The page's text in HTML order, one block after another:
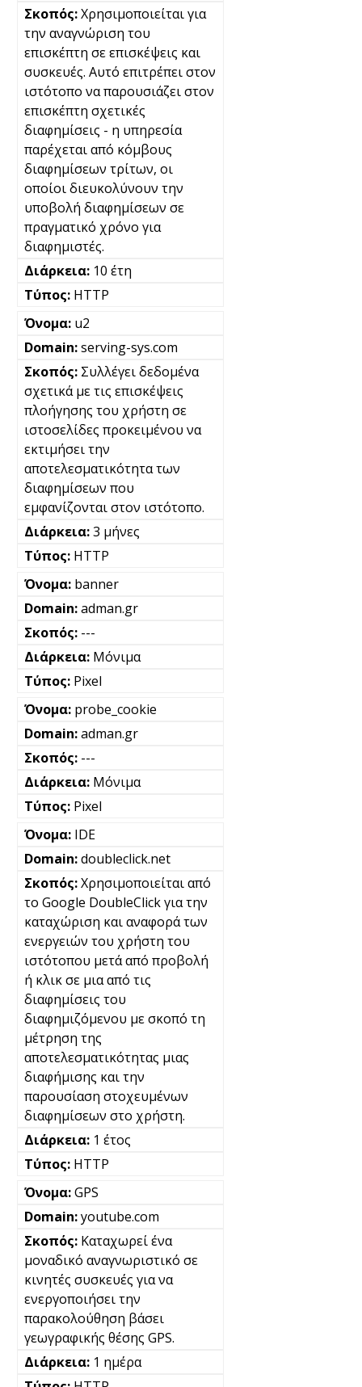
Χρησιμοποιείται για
την αναγνώριση του
επισκέπτη σε επισκέψεις και
συσκευές. Αυτό επιτρέπει στον
ιστότοπο να παρουσιάζει στον
επισκέπτη σχετικές
διαφημίσεις - η υπηρεσία
παρέχεται από κόμβους
διαφημίσεων τρίτων, οι
οποίοι διευκολύνουν την
υποβολή διαφημίσεων σε
πραγματικό χρόνο για
διαφημιστές.
10 έτη
HTTP
u2
serving-sys.com
Συλλέγει δεδομένα
σχετικά με τις επισκέψεις
πλοήγησης του χρήστη σε
ιστοσελίδες προκειμένου να
εκτιμήσει την
αποτελεσματικότητα των
διαφημίσεων που
εμφανίζονται στον ιστότοπο.
3 μήνες
HTTP
banner
adman.gr
---
Μόνιμα
Pixel
probe_cookie
adman.gr
---
Μόνιμα
Pixel
IDE
doubleclick.net
Χρησιμοποιείται από
το Google DoubleClick για την
καταχώριση και αναφορά των
ενεργειών του χρήστη του
ιστότοπου μετά από προβολή
ή κλικ σε μια από τις
διαφημίσεις του
διαφημιζόμενου με σκοπό τη
μέτρηση της
αποτελεσματικότητας μιας
διαφήμισης και την
παρουσίαση στοχευμένων
διαφημίσεων στο χρήστη.
1 έτος
HTTP
GPS
youtube.com
Καταχωρεί ένα
μοναδικό αναγνωριστικό σε
κινητές συσκευές για να
ενεργοποιήσει την
παρακολούθηση βάσει
γεωγραφικής θέσης GPS.
1 ημέρα